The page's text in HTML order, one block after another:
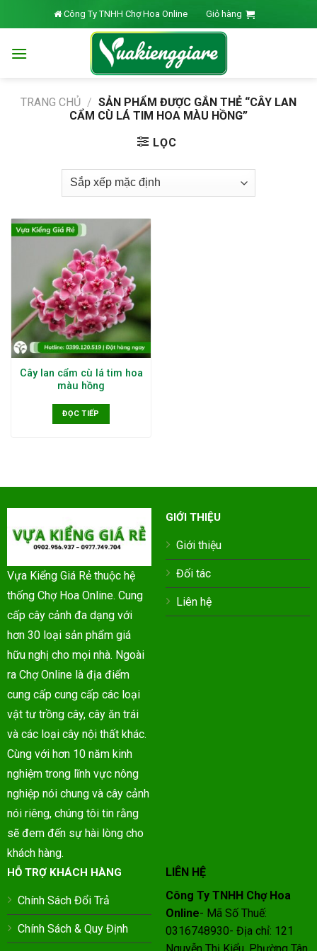
to
Công Ty TNHH Chợ Hoa Online Giỏ hàng
TRANG CHỦ / SẢN PHẨM ĐƯỢC GẮN THẺ “CÂY LAN
CẨM CÙ LÁ TIM HOA MÀU HỒNG”
LỌC
Cây lan cẩm cù lá tim hoa
màu hồng
ĐỌC TIẾP
Vựa Kiểng Giá Rẻ thuộc hệ
thống Chợ Hoa Online. Cung
cấp cây cảnh đa dạng với
hơn 30 loại sản phẩm giá
hữu nghị cho mọi nhà. Ngoài
ra Chợ Online là địa điểm
cung cấp cung cấp các loại
vật tư trồng cây, cây ăn trái
và các loại cây nội thất khác.
Cùng với hơn 10 năm kinh
nghiệm trong lĩnh vực nông
nghiệp nói chung và cây cảnh
nói riêng, chúng tôi tin rằng
sẽ đem đến sự hài lòng cho
khách hàng.
GIỚI THIỆU
Giới thiệu
Đối tác
Liên hệ
HỖ TRỢ KHÁCH HÀNG
Chính Sách Đổi Trả
Chính Sách & Quy Định
LIÊN HỆ
Công Ty TNHH Chợ Hoa
Online- Mã Số Thuế:
0316748930- Địa chỉ: 121